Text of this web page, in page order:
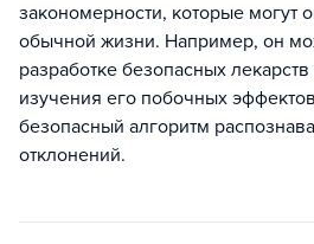
закономерности, которые могут
обычной жизни. Например, он
разработке безопасных
изучения его побочных
безопасный алгоритм
отклонений.